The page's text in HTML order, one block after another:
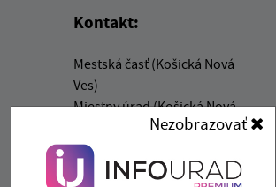
Kontakt:
Mestská časť (Košická Nová
Ves)
Miestny úrad (Košická Nová
Mliečna 1
040 14 Košice
Nezobrazovať